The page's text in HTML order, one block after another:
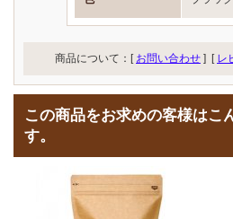
商品について：[ お問い合わせ ] [ レ
この商品をお求めの客様はこ
す。